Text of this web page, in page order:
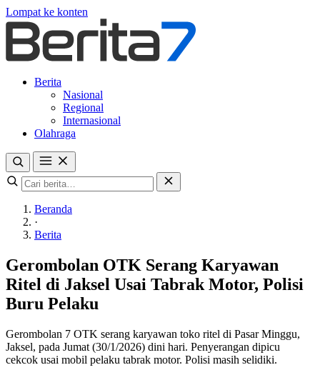
Lompat ke konten
Berita
Nasional
Regional
Internasional
Olahraga
Beranda
·
Berita
Gerombolan OTK Serang Karyawan
Ritel di Jaksel Usai Tabrak Motor, Polisi
Buru Pelaku
Gerombolan 7 OTK serang karyawan toko ritel di Pasar Minggu,
Jaksel, pada Jumat (30/1/2026) dini hari. Penyerangan dipicu
cekcok usai mobil pelaku tabrak motor. Polisi masih selidiki.